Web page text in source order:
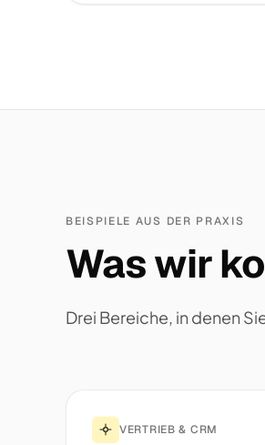
BEISPIELE AUS DER PRAXIS
Was wir
Drei Bereiche, in denen
VERTRIEB & CRM